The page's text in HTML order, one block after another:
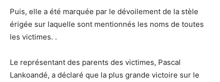
Puis, elle a été marquée par le dévoilement de la stèle
érigée sur laquelle sont mentionnés les noms de toutes
les victimes. .
Le représentant des parents des victimes, Pascal
Lankoandé, a déclaré que la plus grande victoire sur le